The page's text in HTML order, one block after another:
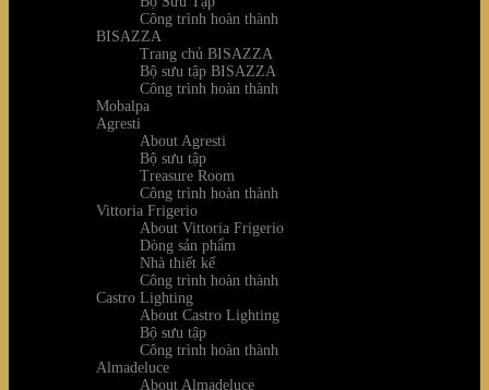
Công trình hoàn thành
BISAZZA
Trang chủ BISAZZA
Bộ sưu tập BISAZZA
Công trình hoàn thành
Mobalpa
Agresti
About Agresti
Bộ sưu tập
Treasure Room
Công trình hoàn thành
Vittoria Frigerio
About Vittoria Frigerio
Dòng sản phẩm
Nhà thiết kế
Công trình hoàn thành
Castro Lighting
About Castro Lighting
Bộ sưu tập
Công trình hoàn thành
Almadeluce
About Almadeluce